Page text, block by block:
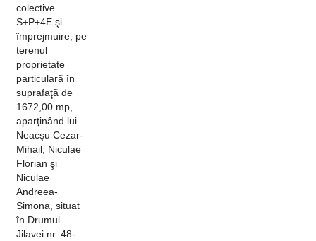
colective
S+P+4E şi
împrejmuire, pe
terenul
proprietate
particularã în
suprafaţã de
1672,00 mp,
aparţinând lui
Neacşu Cezar-
Mihail, Niculae
Florian şi
Niculae
Andreea-
Simona, situat
în Drumul
Jilavei nr. 48-